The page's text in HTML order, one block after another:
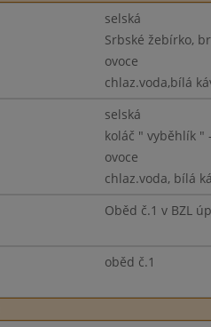
selská
Srbské žebírko,
ovoce
chlaz.voda,bílá
selská
koláč " vyběhlík "
ovoce
chlaz.voda, bílá
Oběd č.1 v BZL
oběd č.1